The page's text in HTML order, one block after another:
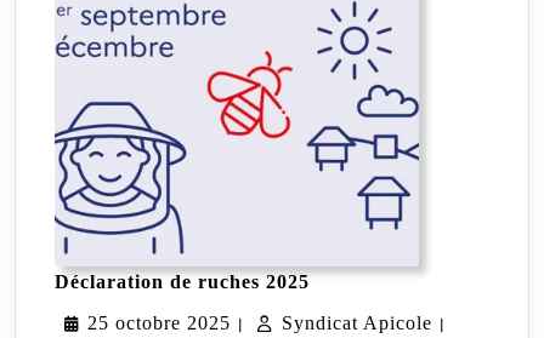
Déclaration de ruches 2025Déclaration
ruches
25 octobre 2025 25
| Syndicat Apicole Syndicat
|